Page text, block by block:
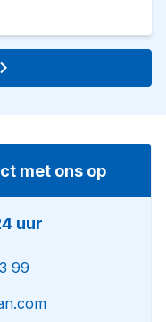
met ons op
uur
99